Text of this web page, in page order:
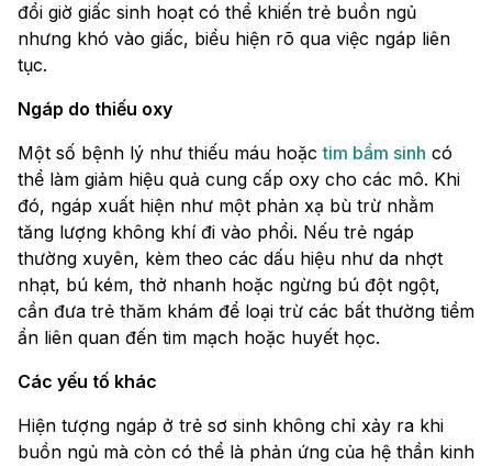
đổi giờ giấc sinh hoạt có thể khiến trẻ buồn ngủ
nhưng khó vào giấc, biểu hiện rõ qua việc ngáp liên
tục.
Ngáp do thiếu oxy
Một số bệnh lý như thiếu máu hoặctim bẩm sinh có
thể làm giảm hiệu quả cung cấp oxy cho các mô. Khi
đó, ngáp xuất hiện như một phản xạ bù trừ nhằm
tăng lượng không khí đi vào phổi. Nếu trẻ ngáp
thường xuyên, kèm theo các dấu hiệu như da nhợt
nhạt, bú kém, thở nhanh hoặc ngừng bú đột ngột,
cần đưa trẻ thăm khám để loại trừ các bất thường tiềm
ẩn liên quan đến tim mạch hoặc huyết học.
Các yếu tố khác
Hiện tượng ngáp ở trẻ sơ sinh không chỉ xảy ra khi
buồn ngủ mà còn có thể là phản ứng của hệ thần kinh